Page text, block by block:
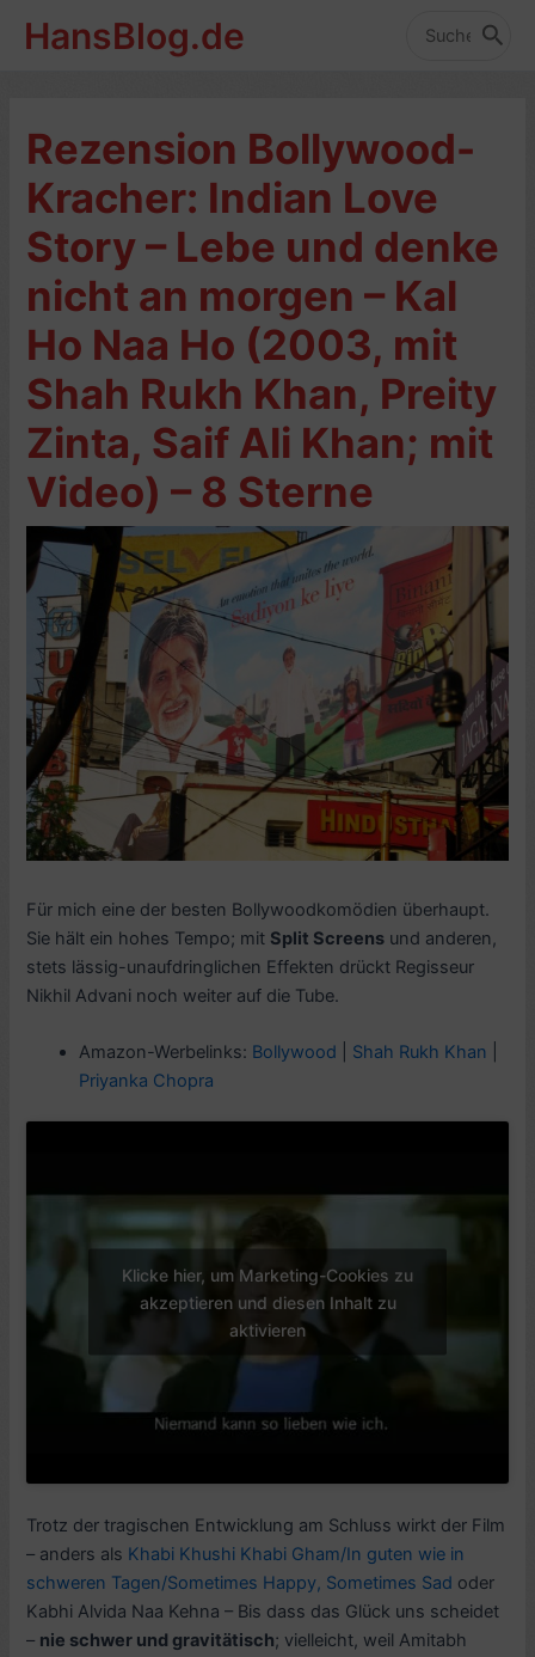
InhaltHansBlog.de
Search
Rezension Bollywood-
Kracher: Indian Love
Story – Lebe und denke
nicht an morgen – Kal
Ho Naa Ho (2003, mit
Shah Rukh Khan, Preity
Zinta, Saif Ali Khan; mit
Video) – 8 Sterne
Für mich eine der besten Bollywoodkomödien überhaupt.
Sie hält ein hohes Tempo; mit Split Screens und anderen,
stets lässig-unaufdringlichen Effekten drückt Regisseur
Nikhil Advani noch weiter auf die Tube.
Amazon-Werbelinks: Bollywood Shah Rukh Khan
Priyanka Chopra
Klicke hier, um Marketing-Cookies zu
akzeptieren und diesen Inhalt zu
aktivieren
Trotz der tragischen Entwicklung am Schluss wirkt der Film
– anders als Khabi Khushi Khabi Gham/In guten wie in
schweren Tagen/Sometimes Happy, Sometimes Sad oder
Kabhi Alvida Naa Kehna – Bis dass das Glück uns scheidet
– nie schwer und gravitätisch; vielleicht, weil Amitabh